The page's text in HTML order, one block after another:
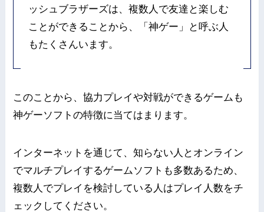
ッシュブラザーズは、複数人で友達と楽しむ
ことができることから、「神ゲー」と呼ぶ人
もたくさんいます。
このことから、協力プレイや対戦ができるゲームも
神ゲーソフトの特徴に当てはまります。
インターネットを通じて、知らない人とオンライン
でマルチプレイするゲームソフトも多数あるため、
複数人でプレイを検討している人はプレイ人数をチ
ェックしてください。